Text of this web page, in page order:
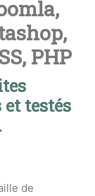
PHP
et testés
de